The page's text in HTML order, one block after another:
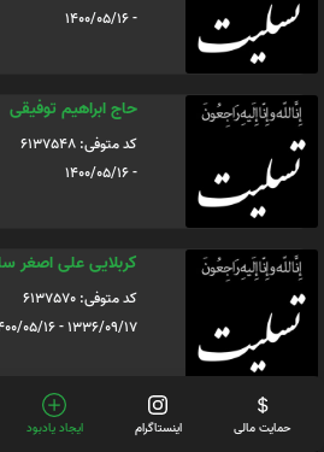
- 1400/05/16
حاج ابراهیم توفیقی
کد متوفی: 6137548
- 1400/05/16
کربلایی علی اصغر
کد متوفی: 6137570
1336/09/17 - 1400/05/16
علیرضا علی پیشرو حمایت مالی اینستاگرام ایجاد یادبود